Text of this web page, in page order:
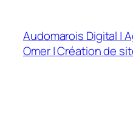
Audomarois Digital |
Omer | Création de